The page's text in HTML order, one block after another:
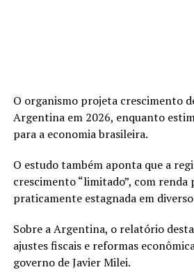
O organismo projeta crescimento
Argentina em 2026, enquanto
para a economia brasileira.
O estudo também aponta que a
crescimento “limitado”, com renda
praticamente estagnada em
Sobre a Argentina, o relatório
ajustes fiscais e reformas
governo de Javier Milei.